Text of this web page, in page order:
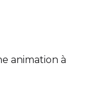
animation à